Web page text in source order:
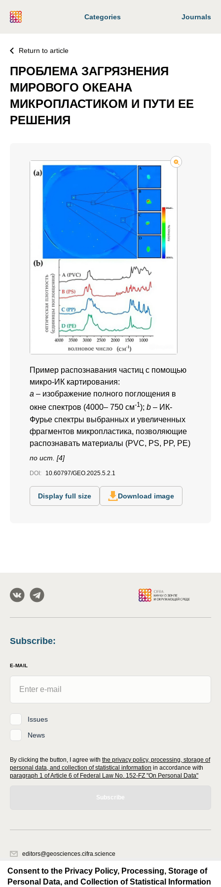
Categories Journals
Return to article
ПРОБЛЕМА ЗАГРЯЗНЕНИЯ
МИРОВОГО ОКЕАНА
МИКРОПЛАСТИКОМ И ПУТИ ЕЕ
РЕШЕНИЯ
Пример распознавания частиц с помощью
микро-ИК картирования:
а – изображение полного поглощения в
окне спектров (4000– 750 см-1); b – ИК-
Фурье спектры выбранных и увеличенных
фрагментов микропластика, позволяющие
распознавать материалы (PVC, PS, PP, PE)
по ист. [4]
DOI: 10.60797/GEO.2025.5.2.1
Display full size Download image
Subscribe:
E-MAIL
Issues
News
By clicking the button, I agree with the privacy policy, processing, storage of
personal data, and collection of statistical information in accordance with
paragraph 1 of Article 6 of Federal Law No. 152-FZ "On Personal Data"
Subscribe
editors@geosciences.cifra.science
620066, Sverdlovsk region, Yekaterinburg, st. Akademicheskaya, 11A,
office 1.
Consent to the Privacy Policy, Processing, Storage of
Personal Data, and Collection of Statistical Information